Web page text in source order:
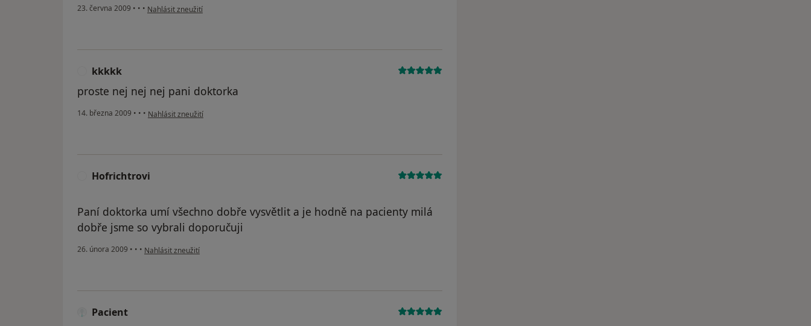
23. června 2009 • • • podle názoru uživatele Pavla
Nahlásit zneužití
kkkkk
proste nej nej nej pani doktorka
14. března 2009 • • • podle názoru uživatele kkkkk
Nahlásit zneužití
Hofrichtrovi
Paní doktorka umí všechno dobře vysvětlit a je hodně na pacienty milá
dobře jsme so vybrali doporučuji
26. února 2009 • • • podle názoru uživatele Hofrichtrovi
Nahlásit zneužití
Pacient